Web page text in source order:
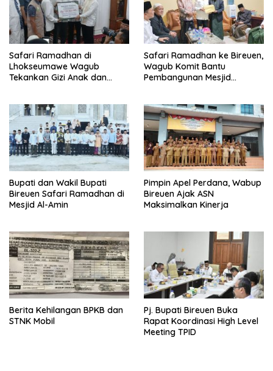
Safari Ramadhan di
Lhokseumawe Wagub
Tekankan Gizi Anak dan
Safari Ramadhan ke Bireuen,
Wagub Komit Bantu
Pembangunan Mesjid
Bupati dan Wakil Bupati
Bireuen Safari Ramadhan di
Mesjid Al-Amin
Pimpin Apel Perdana, Wabup
Bireuen Ajak ASN
Maksimalkan Kinerja
Berita Kehilangan BPKB dan
STNK Mobil
Pj. Bupati Bireuen Buka
Rapat Koordinasi High Level
Meeting TPID